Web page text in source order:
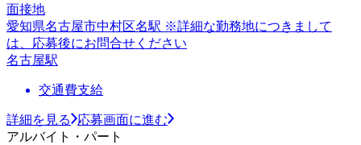
面接地
愛知県名古屋市中村区名駅 ※詳細な勤務地につきまして
は、応募後にお問合せください
名古屋駅
交通費支給
詳細を見る
応募画面に進む
アルバイト・パート